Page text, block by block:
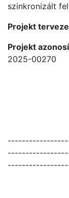
szinkronizált
Projekt
Projekt
2025-00270